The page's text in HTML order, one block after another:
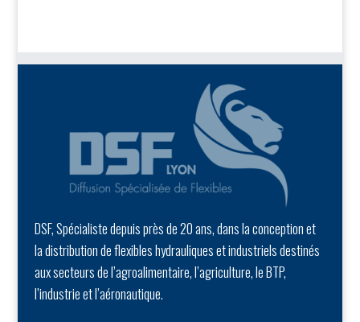
DSF, Spécialiste depuis près de 20 ans, dans la conception et
la distribution de flexibles hydrauliques et industriels destinés
aux secteurs de l’agroalimentaire, l’agriculture, le BTP,
l’industrie et l’aéronautique.